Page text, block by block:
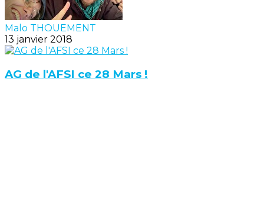
Malo THOUEMENT
13 janvier 2018
AG de l'AFSI ce 28 Mars !